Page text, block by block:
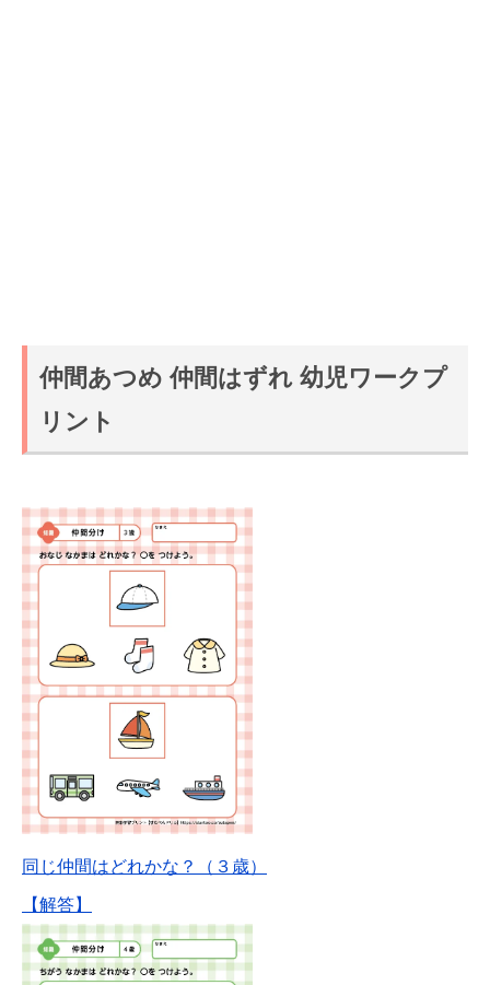
仲間あつめ 仲間はずれ 幼児ワークプ
リント
同じ仲間はどれかな？（３歳）
【解答】